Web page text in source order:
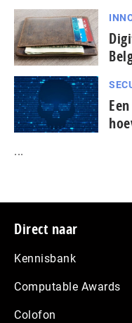
...
Footer
Direct naar
Kennisbank
Computable Awards
Colofon